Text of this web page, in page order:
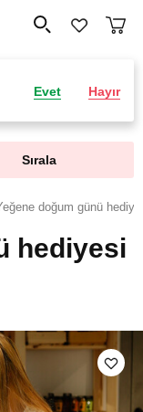
Evet Hayır
Sırala
doğum günü
hediyesi